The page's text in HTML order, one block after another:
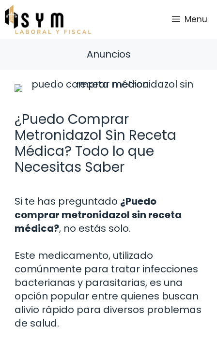
Saltar
al
contenido
Menu
Anuncios
¿Puedo Comprar
Metronidazol Sin Receta
Médica? Todo lo que
Necesitas Saber
Si te has preguntado ¿Puedo
comprar metronidazol sin receta
médica?, no estás solo.
Este medicamento, utilizado
comúnmente para tratar infecciones
bacterianas y parasitarias, es una
opción popular entre quienes buscan
alivio rápido para diversos problemas
de salud.